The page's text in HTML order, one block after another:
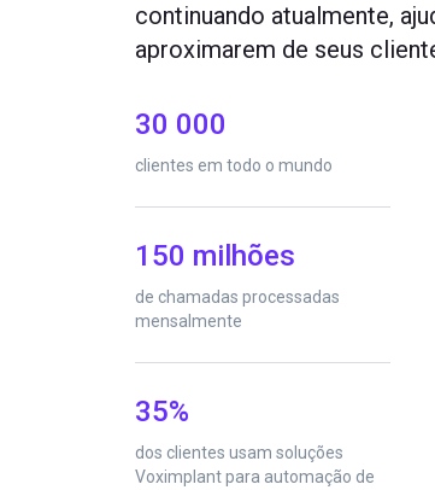
continuando atualmente,
aproximarem de seus
30 000
clientes em todo o mundo
150 milhões
de chamadas processadas
mensalmente
35%
dos clientes usam soluções
Voximplant para automação de